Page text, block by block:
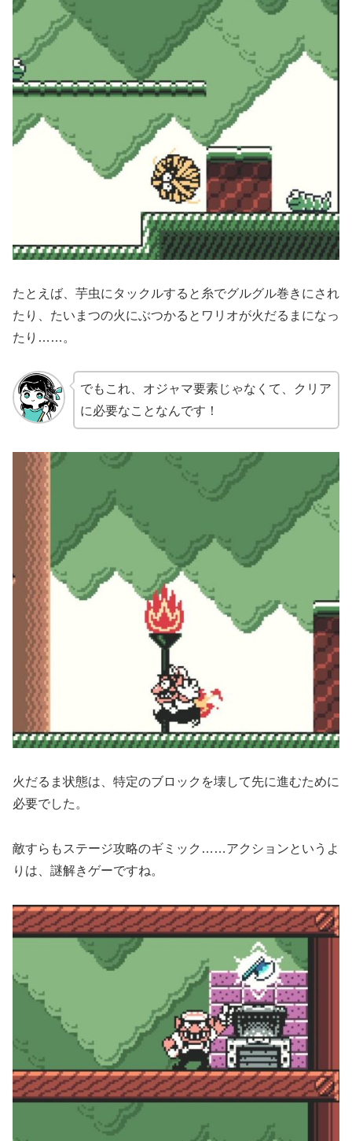
たとえば、芋虫にタックルすると糸でグルグル巻きにされ
たり、たいまつの火にぶつかるとワリオが火だるまになっ
たり……。
でもこれ、オジャマ要素じゃなくて、クリア
に必要なことなんです！
火だるま状態は、特定のブロックを壊して先に進むために
必要でした。
敵すらもステージ攻略のギミック……アクションというよ
りは、謎解きゲーですね。